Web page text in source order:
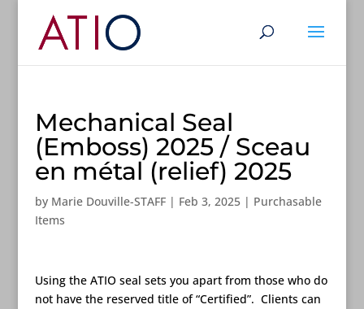
Mechanical Seal
(Emboss) 2025 / Sceau
en métal (relief) 2025
by Marie Douville-STAFF| Feb 3, 2025| Purchasable
Items
Using the ATIO seal sets you apart from those who do
not have the reserved title of “Certified”. Clients can